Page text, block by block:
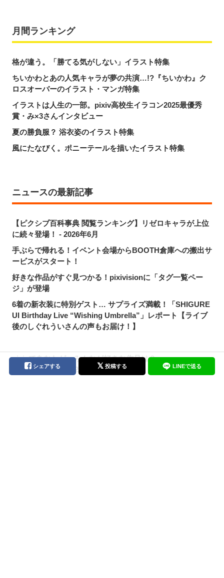
シェアする 投稿する LINEで送る
月間ランキング
格が違う。「勝てる気がしない」イラスト特集
ちいかわとあの人気キャラが夢の共演…!?『ちいかわ』ク
ロスオーバーのイラスト・マンガ特集
イラストは人生の一部。pixiv高校生イラコン2025最優秀
賞・み×3さんインタビュー
夏の勝負服？ 浴衣姿のイラスト特集
風にたなびく。ポニーテールを描いたイラスト特集
ニュースの最新記事
【ピクシブ百科事典 閲覧ランキング】リゼロキャラが上位
に続々登場！ - 2026年6月
手ぶらで帰れる！イベント会場からBOOTH倉庫への搬出サ
ービスがスタート！
好きな作品がすぐ見つかる！pixivisionに「タグ一覧ペー
ジ」が登場
6着の新衣装に特別ゲスト… サプライズ満載！「SHIGURE
UI Birthday Live “Wishing Umbrella”」レポート【ライブ
後のしぐれういさんの声もお届け！】
pixivであなたが、みんなが好きな作品は？
「myBESTpixiv2025」を今年も開催